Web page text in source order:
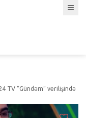
TV “Gündəm” verilişində